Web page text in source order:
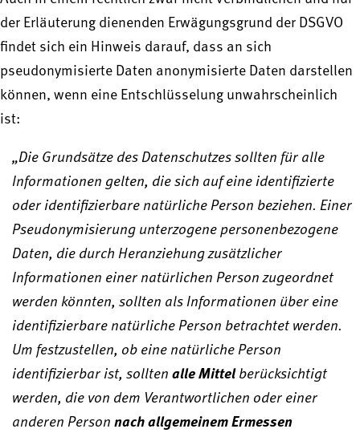
der Erläuterung dienenden Erwägungsgrund der DSGVO
findet sich ein Hinweis darauf, dass an sich
pseudonymisierte Daten anonymisierte Daten darstellen
können, wenn eine Entschlüsselung unwahrscheinlich
ist:
„Die Grundsätze des Datenschutzes sollten für alle
Informationen gelten, die sich auf eine identifizierte
oder identifizierbare natürliche Person beziehen. Einer
Pseudonymisierung unterzogene personenbezogene
Daten, die durch Heranziehung zusätzlicher
Informationen einer natürlichen Person zugeordnet
werden könnten, sollten als Informationen über eine
identifizierbare natürliche Person betrachtet werden.
Um festzustellen, ob eine natürliche Person
identifizierbar ist, solltenalle Mittelberücksichtigt
werden, die von dem Verantwortlichen oder einer
anderen Personnach allgemeinem Ermessen